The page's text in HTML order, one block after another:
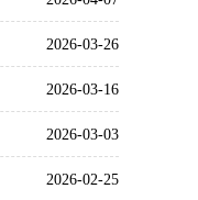
2026-03-26
2026-03-16
2026-03-03
2026-02-25